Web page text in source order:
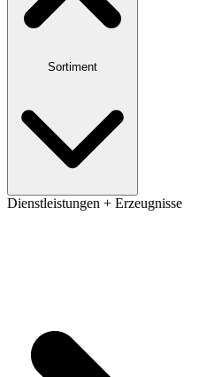
Sortiment
Dienstleistungen + Erzeugnisse